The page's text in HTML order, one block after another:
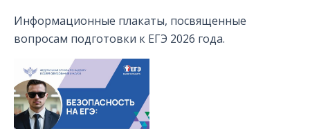
Информационные плакаты, посвященные
вопросам подготовки к ЕГЭ 2026 года.